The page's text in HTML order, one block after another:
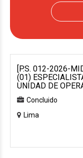
[P.S. 012-2026-
(01)
UNIDAD DE
Concluido
Lima